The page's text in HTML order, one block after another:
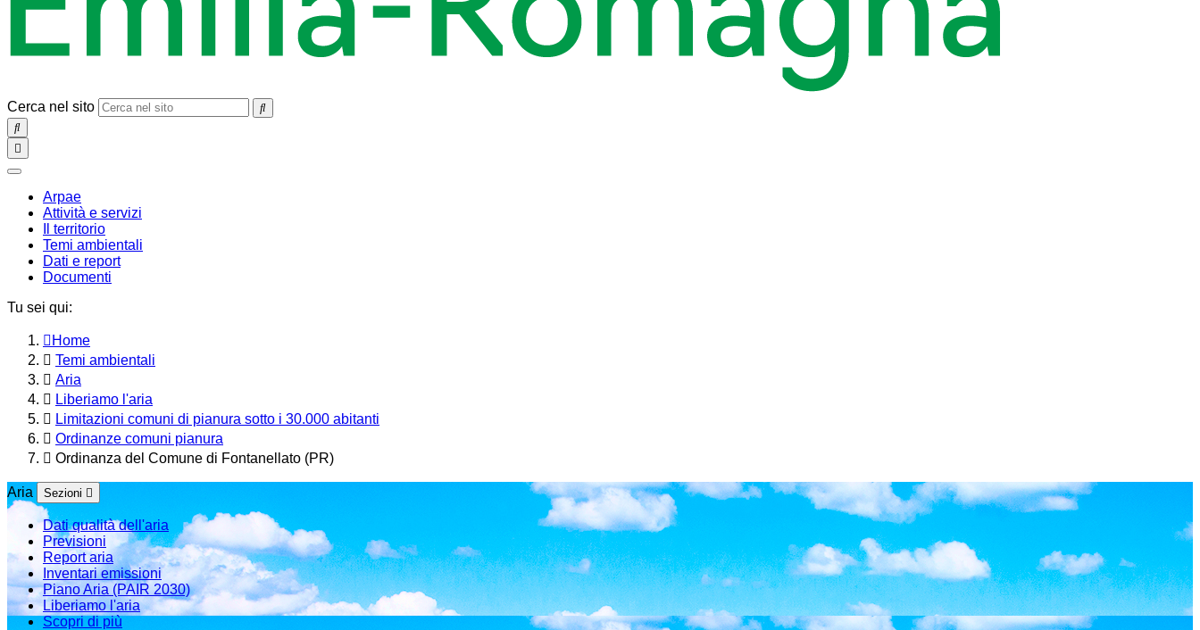
Cerca nel sito
SEARCH
Toggle
navigation
chiudi
Arpae
Attività e servizi
Il territorio
Temi ambientali
Dati e report
Documenti
Tu sei qui:
Home
Temi ambientali
Aria
Liberiamo l'aria
Limitazioni comuni di pianura sotto i 30.000 abitanti
Ordinanze comuni pianura
Ordinanza del Comune di Fontanellato (PR)
Aria Sezioni
Dati qualità dell'aria
Previsioni
Report aria
Inventari emissioni
Piano Aria (PAIR 2030)
Liberiamo l'aria
Scopri di più